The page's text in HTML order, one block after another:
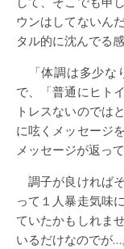
ウンはしてないん
タル的に沈んでる
「体調は多少な
で、「普通にヒト
トレスないのでは
に呟くメッセージ
メッセージが返っ
調子が良ければ
って１人暴走気味
ていたかもしれま
いるだけなのでが…